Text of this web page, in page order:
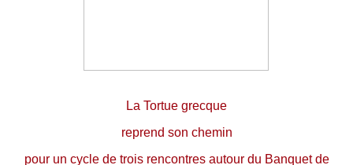
La Tortue grecque
reprend son chemin
pour un cycle de trois rencontres autour du Banquet de